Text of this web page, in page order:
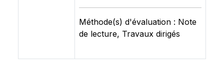
Méthode(s) d'évaluation : Note
de lecture, Travaux dirigés